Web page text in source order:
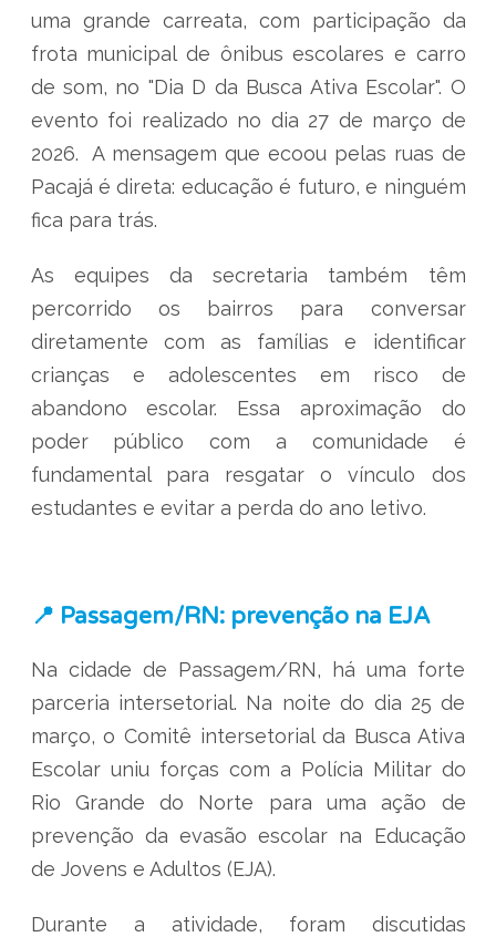
uma grande carreata, com participação da
frota municipal de ônibus escolares e carro
de som, no "Dia D da Busca Ativa Escolar". O
evento foi realizado no dia 27 de março de
2026. A mensagem que ecoou pelas ruas de
Pacajá é direta: educação é futuro, e ninguém
fica para trás.
As equipes da secretaria também têm
percorrido os bairros para conversar
diretamente com as famílias e identificar
crianças e adolescentes em risco de
abandono escolar. Essa aproximação do
poder público com a comunidade é
fundamental para resgatar o vínculo dos
estudantes e evitar a perda do ano letivo.
📍 Passagem/RN: prevenção na EJA
Na cidade de Passagem/RN, há uma forte
parceria intersetorial. Na noite do dia 25 de
março, o Comitê intersetorial da Busca Ativa
Escolar uniu forças com a Polícia Militar do
Rio Grande do Norte para uma ação de
prevenção da evasão escolar na Educação
de Jovens e Adultos (EJA).
Durante a atividade, foram discutidas